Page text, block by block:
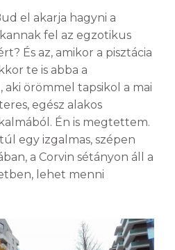
el akarja hagyni a
fel az egzotikus
És az, amikor a pisztácia
te is abba a
örömmel tapsikol a mai
egész alakos
Én is megtettem.
egy izgalmas, szépen
a Corvin sétányon áll a
lehet menni